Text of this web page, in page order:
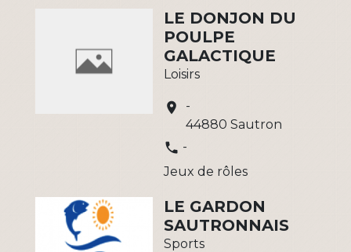
LE DONJON DU
POULPE
GALACTIQUE
Loisirs
location_on
-
44880 Sautron
phone -
Jeux de rôles
LE GARDON
SAUTRONNAIS
Sports